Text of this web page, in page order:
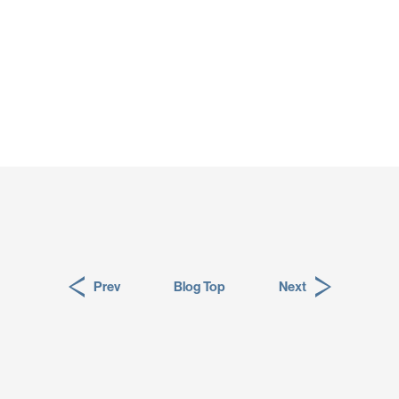
Prev Blog Top Next